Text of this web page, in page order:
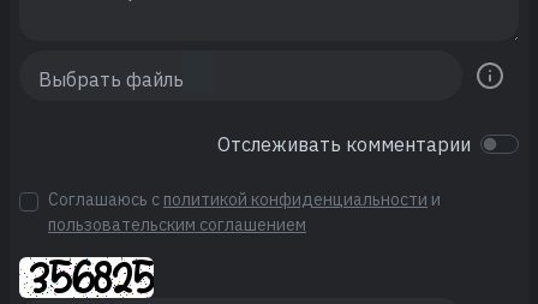
Отслеживать комментарии
Соглашаюсь с политикой конфиденциальности и
пользовательским соглашением